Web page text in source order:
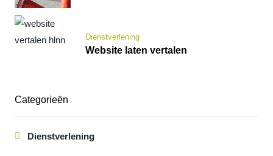
Dienstverlening
Website laten vertalen
Categorieën
Dienstverlening